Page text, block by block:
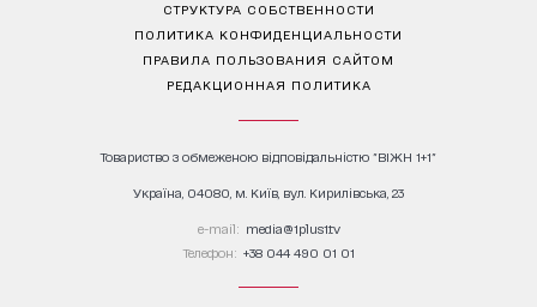
СТРУКТУРА СОБСТВЕННОСТИ
ПОЛИТИКА КОНФИДЕНЦИАЛЬНОСТИ
ПРАВИЛА ПОЛЬЗОВАНИЯ САЙТОМ
РЕДАКЦИОННАЯ ПОЛИТИКА
Товариство з обмеженою відповідальністю "ВІЖН 1+1"
Україна, 04080, м. Київ, вул. Кирилівська, 23
е-mail: media@1plus1.tv
Телефон: +38 044 490 01 01